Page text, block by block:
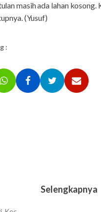
masih ada lahan
(Yusuf)
:
Selengkapnya